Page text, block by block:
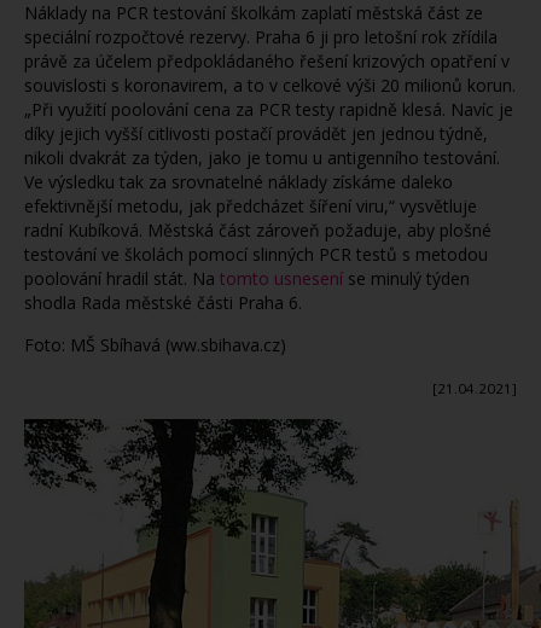
Náklady na PCR testování školkám zaplatí městská část ze
speciální rozpočtové rezervy. Praha 6 ji pro letošní rok zřídila
právě za účelem předpokládaného řešení krizových opatření v
souvislosti s koronavirem, a to v celkové výši 20 milionů korun.
„Při využití poolování cena za PCR testy rapidně klesá. Navíc je
díky jejich vyšší citlivosti postačí provádět jen jednou týdně,
nikoli dvakrát za týden, jako je tomu u antigenního testování.
Ve výsledku tak za srovnatelné náklady získáme daleko
efektivnější metodu, jak předcházet šíření viru,“ vysvětluje
radní Kubíková. Městská část zároveň požaduje, aby plošné
testování ve školách pomocí slinných PCR testů s metodou
poolování hradil stát. Na tomto usnesení se minulý týden
shodla Rada městské části Praha 6.
Foto: MŠ Sbíhavá (ww.sbihava.cz)
[21.04.2021]